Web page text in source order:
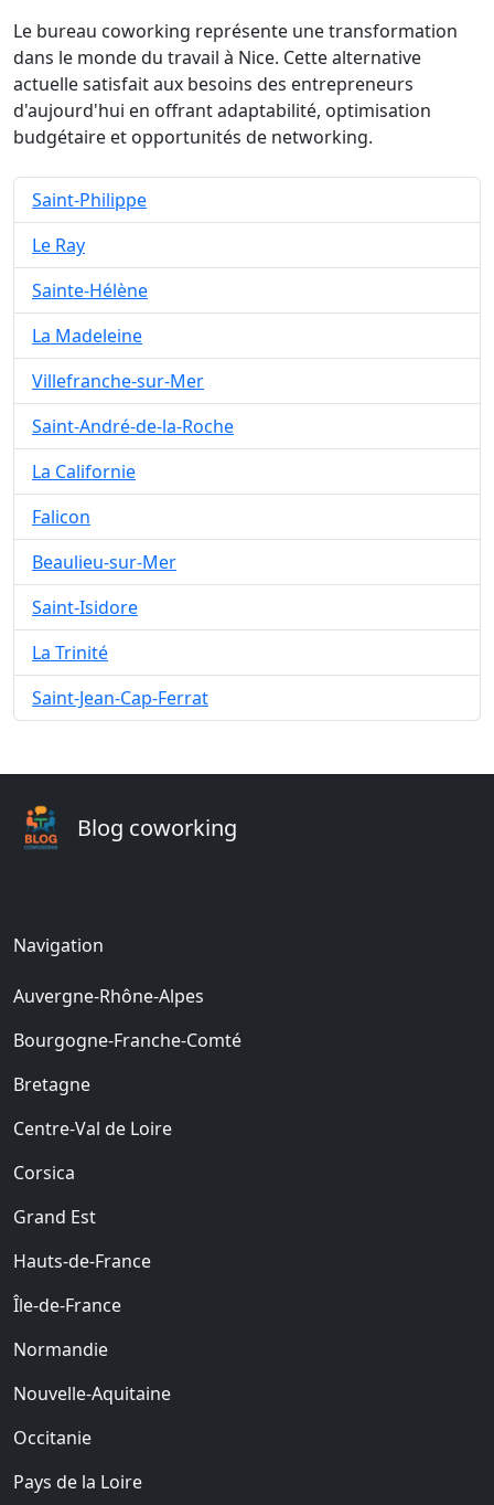
Le bureau coworking représente une transformation
dans le monde du travail à Nice. Cette alternative
actuelle satisfait aux besoins des entrepreneurs
d'aujourd'hui en offrant adaptabilité, optimisation
budgétaire et opportunités de networking.
Saint-Philippe
Le Ray
Sainte-Hélène
La Madeleine
Villefranche-sur-Mer
Saint-André-de-la-Roche
La Californie
Falicon
Beaulieu-sur-Mer
Saint-Isidore
La Trinité
Saint-Jean-Cap-Ferrat
Blog coworking
Navigation
Auvergne-Rhône-Alpes
Bourgogne-Franche-Comté
Bretagne
Centre-Val de Loire
Corsica
Grand Est
Hauts-de-France
Île-de-France
Normandie
Nouvelle-Aquitaine
Occitanie
Pays de la Loire